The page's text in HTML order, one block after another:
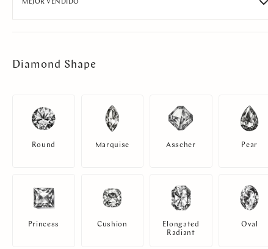
MEJOR VENDIDO
Diamond Shape
Round Marquise Asscher Pear
Princess Cushion
Elongated
Radiant
Oval